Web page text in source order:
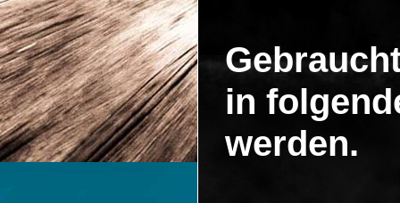
in
werden.